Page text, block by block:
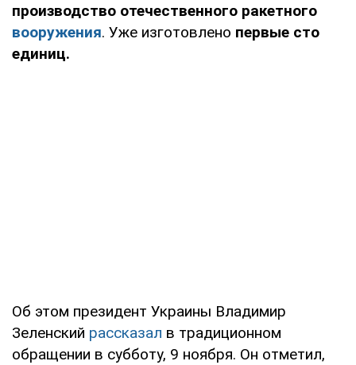
производство отечественного ракетного
вооружения. Уже изготовлено первые сто
единиц.
Об этом президент Украины Владимир
Зеленский рассказал в традиционном
обращении в субботу, 9 ноября. Он отметил,